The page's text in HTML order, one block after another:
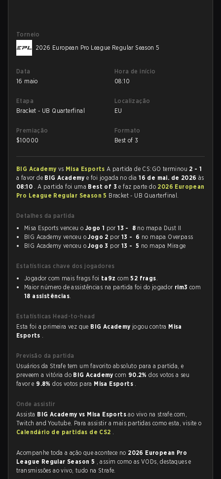
Torneio
2026 European Pro League Regular Season 5
Data
16 maio
Hora de início
08:10
Etapa
Bracket - UB Quarterfinal
Localização
EU
Premiação
$10000
Formato
Best of 3
BIG Academy vs Misa EsportsA partida de CS:GO terminou 2 - 1
a favor de BIG Academye foi jogada no dia16 de mai. de 2026 às
08:10 . A partida foi uma Best of 3e faz parte do 2026 European
Pro League Regular Season 5 Bracket - UB Quarterfinal.
Detalhes da partida
Misa Esports venceu o Jogo 1 por13 - 8 no mapa Dust II
BIG Academy venceu oJogo 2 por 13 - 6 no mapa Overpass
BIG Academy venceu oJogo 3 por 13 - 5 no mapa Mirage
Estatísticas chave dos jogadores
Jogador com mais frags foi ta9z com52 frags.
Maior número de assistências na partida foi do jogador rim3 com
18 assistências.
Estatísticas Head-to-head
Esta foi a primeira vez que BIG Academy jogou contra Misa
Esports .
Previsão da partida
Usuários da Strafe tem um favorito absoluto para a partida, e
preveem a vitória do BIG Academycom 90.2%dos votos a seu
favor e 9.8%dos votos para Misa Esports .
Onde assistir
Assista BIG Academy vs Misa Esportsao vivo na strafe.com,
Twitch and Youtube. Para assistir a mais partidas como esta, visite o
Calendário de partidas de CS2 .
Acompanhe toda a ação que acontece no 2026 European Pro
League Regular Season 5 , assim como as VODs, destaques e
transmissões ao vivo, tudo na Strafe.